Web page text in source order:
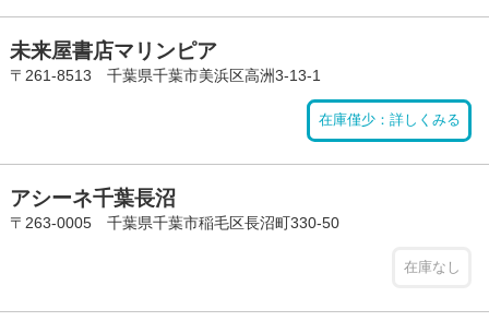
未来屋書店マリンピア
〒261-8513 千葉県千葉市美浜区高洲3-13-1
在庫僅少：詳しくみる
アシーネ千葉長沼
〒263-0005 千葉県千葉市稲毛区長沼町330-50
在庫なし